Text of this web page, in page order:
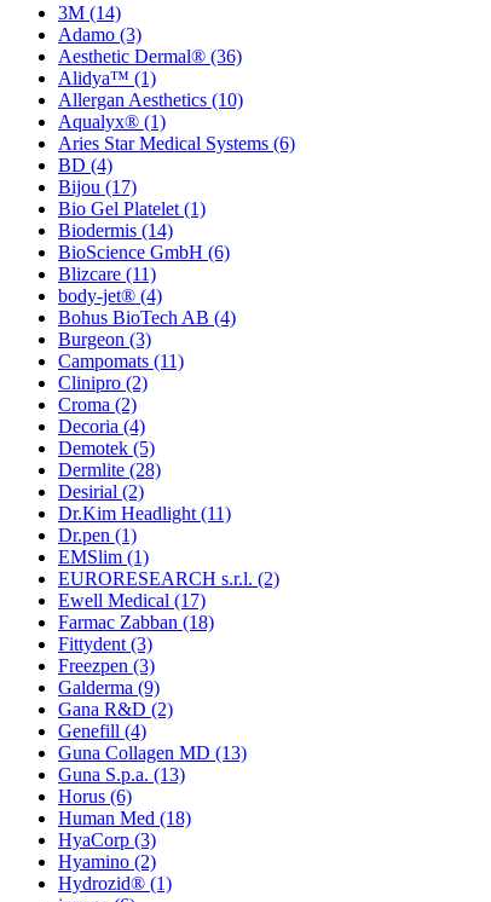
3M (14)
Adamo (3)
Aesthetic Dermal® (36)
Alidya™ (1)
Allergan Aesthetics (10)
Aqualyx® (1)
Aries Star Medical Systems (6)
BD (4)
Bijou (17)
Bio Gel Platelet (1)
Biodermis (14)
BioScience GmbH (6)
Blizcare (11)
body-jet® (4)
Bohus BioTech AB (4)
Burgeon (3)
Campomats (11)
Clinipro (2)
Croma (2)
Decoria (4)
Demotek (5)
Dermlite (28)
Desirial (2)
Dr.Kim Headlight (11)
Dr.pen (1)
EMSlim (1)
EURORESEARCH s.r.l. (2)
Ewell Medical (17)
Farmac Zabban (18)
Fittydent (3)
Freezpen (3)
Galderma (9)
Gana R&D (2)
Genefill (4)
Guna Collagen MD (13)
Guna S.p.a. (13)
Horus (6)
Human Med (18)
HyaCorp (3)
Hyamino (2)
Hydrozid® (1)